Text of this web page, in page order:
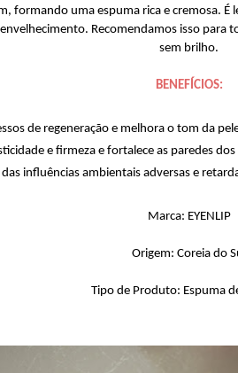
formando uma espuma rica e cremosa.
Recomendamos isso para
sem brilho.
BENEFÍCIOS:
de regeneração e melhora o tom da
e firmeza e fortalece as paredes dos
das influências ambientais adversas e
Marca: EYENLIP
Origem: Coreia do
Tipo de Produto: Espuma